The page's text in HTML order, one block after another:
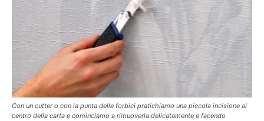
Con un cutter o con la punta delle forbici pratichiamo una piccola incisione al
centro della carta e cominciamo a rimuoverla delicatamente e facendo